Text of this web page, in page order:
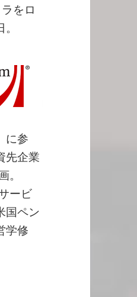
をロ
に参
先企業
ービ
国ペン
学修